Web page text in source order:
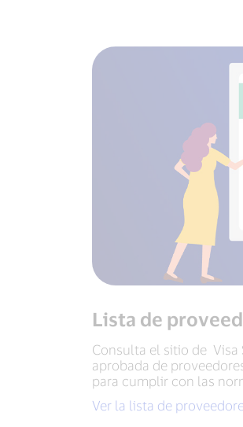
Lista de
Consulta el sitio de Visa
aprobada de
para cumplir con las
Ver la lista de